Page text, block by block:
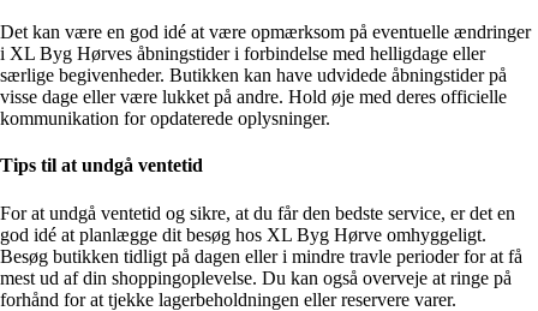
Det kan være en god idé at være opmærksom på eventuelle ændringer
i XL Byg Hørves åbningstider i forbindelse med helligdage eller
særlige begivenheder. Butikken kan have udvidede åbningstider på
visse dage eller være lukket på andre. Hold øje med deres officielle
kommunikation for opdaterede oplysninger.
Tips til at undgå ventetid
For at undgå ventetid og sikre, at du får den bedste service, er det en
god idé at planlægge dit besøg hos XL Byg Hørve omhyggeligt.
Besøg butikken tidligt på dagen eller i mindre travle perioder for at få
mest ud af din shoppingoplevelse. Du kan også overveje at ringe på
forhånd for at tjekke lagerbeholdningen eller reservere varer.